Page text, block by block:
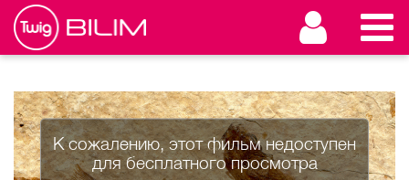
К сожалению, этот фильм недоступен
для бесплатного просмотра